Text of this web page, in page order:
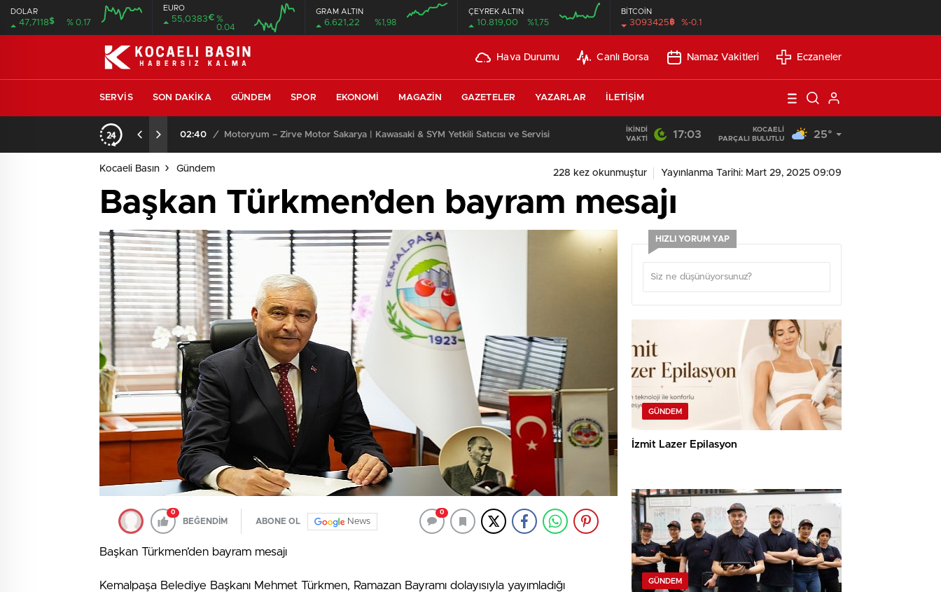
DOLAR
47,7118$ % 0.17
EURO
55,0383€ %
0.04
GRAM ALTIN
6.621,22 %1,98
ÇEYREK ALTIN
10.819,00 %1,75
BİTCOİN
3093425฿ %-0.1
Hava Durumu Canlı Borsa Namaz Vakitleri Eczaneler
SERVIS SON DAKIKA GÜNDEM SPOR EKONOMI MAGAZIN GAZETELER YAZARLAR İLETIŞIM
02:40 / Motoryum – Zirve Motor Sakarya | Kawasaki & SYM Yetkili Satıcısı ve Servisi 13:53 / SEO Uyumlu Web Siteleri Uzun Vadede Ne Kazandırır?
İKINDI
VAKTI
17:03
KOCAELI
PARÇALI BULUTLU
25°
Kocaeli Basın Gündem 228 kez okunmuştur Yayınlanma Tarihi: Mart 29, 2025 09:09
Başkan Türkmen’den bayram mesajı
0
BEĞENDİM ABONE OL News
0
Başkan Türkmen’den bayram mesajı
Kemalpaşa Belediye Başkanı Mehmet Türkmen, Ramazan Bayramı dolayısıyla yayımladığı
HIZLI YORUM YAP
GÜNDEM
İzmit Lazer Epilasyon
GÜNDEM